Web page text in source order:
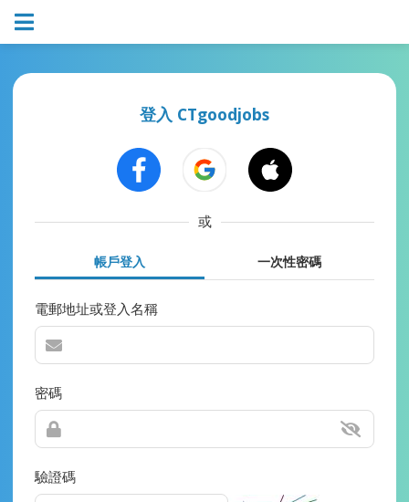
登入 CTgoodjobs
或
帳戶登入 一次性密碼
電郵地址或登入名稱
密碼
驗證碼